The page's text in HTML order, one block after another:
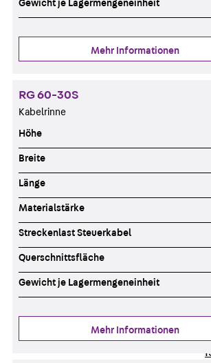
Gewicht je Lagermengeneinheit
Mehr Informationen
RG 60-30S
Kabelrinne
Höhe
Breite
Länge
Materialstärke
Streckenlast Steuerkabel
Querschnittsfläche
Gewicht je Lagermengeneinheit
Mehr Informationen